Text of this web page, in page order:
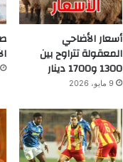
أسعار الأضاحي
المعقولة تتراوح بين
1300 و1700 دينار
9 مايو، 2026